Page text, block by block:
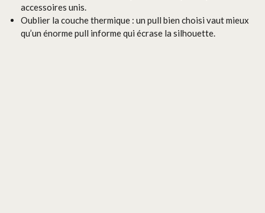
accessoires unis.
Oublier la couche thermique : un pull bien choisi vaut mieux
qu’un énorme pull informe qui écrase la silhouette.